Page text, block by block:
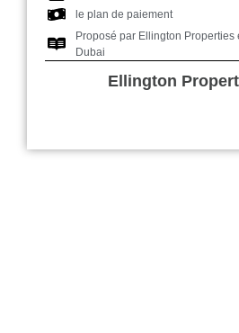
le plan de paiement
Proposé par Ellington Properties
Dubai
Ellington